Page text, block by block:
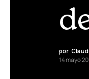
por
14 mayo